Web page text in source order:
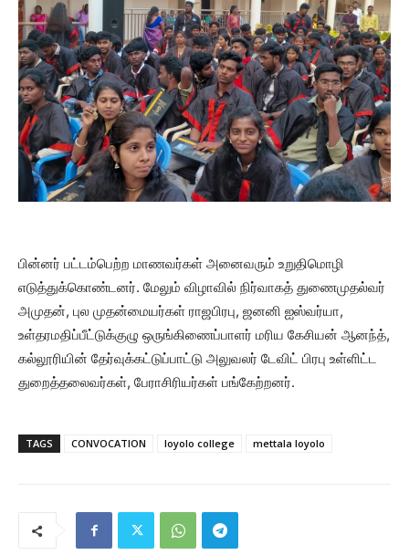
பின்னர் பட்டம்பெற்ற மாணவர்கள் அனைவரும் உறுதிமொழி
எடுத்துக்கொண்டனர். மேலும் விழாவில் நிர்வாகத் துணைமுதல்வர்
அமுதன், புல முதன்மையர்கள் ராஜபிரபு, ஜனனி ஐஸ்வர்யா,
உள்தரமதிப்பீட்டுக்குழு ஒருங்கிணைப்பாளர் மரிய கேசியன் ஆனந்த்,
கல்லூரியின் தேர்வுக்கட்டுப்பாட்டு அலுவலர் டேவிட் பிரபு உள்ளிட்ட
துறைத்தலைவர்கள், பேராசிரியர்கள் பங்கேற்றனர்.
TAGS CONVOCATION loyolo college mettala loyolo